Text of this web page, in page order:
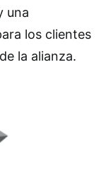
una
los clientes
la alianza.